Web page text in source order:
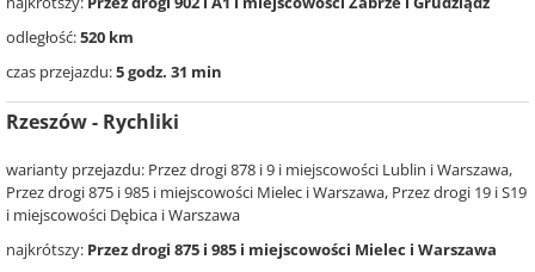
odległość:520 km
czas przejazdu:5 godz. 31 min
Rzeszów - Rychliki
warianty przejazdu: Przez drogi 878 i 9 i miejscowości Lublin i Warszawa,
Przez drogi 875 i 985 i miejscowości Mielec i Warszawa, Przez drogi 19 i S19
i miejscowości Dębica i Warszawa
najkrótszy: Przez drogi 875 i 985 i miejscowości Mielec i Warszawa